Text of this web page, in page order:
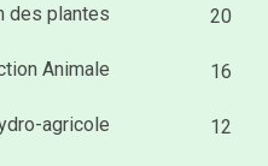
20
des plantes
16
Animale
12
agricole